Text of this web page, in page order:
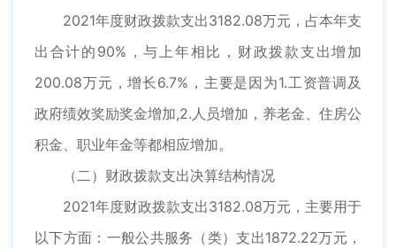
2021年度财政拨款支出3182.08万元，占本年支
出合计的90%，与上年相比，财政拨款支出增加
200.08万元，增长6.7%，主要是因为1.工资普调及
政府绩效奖励奖金增加,2.人员增加，养老金、住房公
积金、职业年金等都相应增加。
（二）财政拨款支出决算结构情况
2021年度财政拨款支出3182.08万元，主要用于
以下方面：一般公共服务（类）支出1872.22万元，